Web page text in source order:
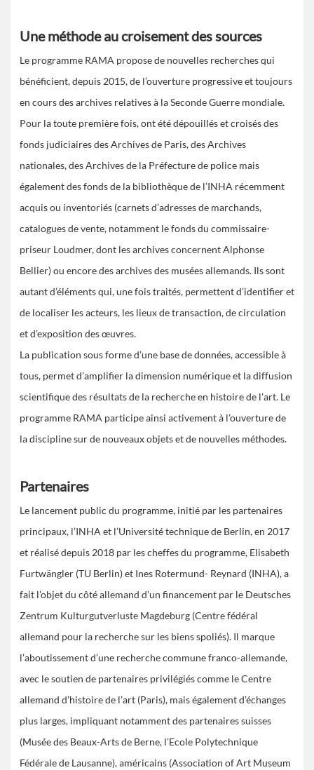
Une méthode au croisement des sources
Le programme RAMA propose de nouvelles recherches qui
bénéficient, depuis 2015, de l’ouverture progressive et toujours
en cours des archives relatives à la Seconde Guerre mondiale.
Pour la toute première fois, ont été dépouillés et croisés des
fonds judiciaires des Archives de Paris, des Archives
nationales, des Archives de la Préfecture de police mais
également des fonds de la bibliothèque de l’INHA récemment
acquis ou inventoriés (carnets d’adresses de marchands,
catalogues de vente, notamment le fonds du commissaire-
priseur Loudmer, dont les archives concernent Alphonse
Bellier) ou encore des archives des musées allemands. Ils sont
autant d’éléments qui, une fois traités, permettent d’identifier et
de localiser les acteurs, les lieux de transaction, de circulation
et d’exposition des œuvres.
La publication sous forme d’une base de données, accessible à
tous, permet d’amplifier la dimension numérique et la diffusion
scientifique des résultats de la recherche en histoire de l’art. Le
programme RAMA participe ainsi activement à l’ouverture de
la discipline sur de nouveaux objets et de nouvelles méthodes.
Partenaires
Le lancement public du programme, initié par les partenaires
principaux, l’INHA et l’Université technique de Berlin, en 2017
et réalisé depuis 2018 par les cheffes du programme, Elisabeth
Furtwängler (TU Berlin) et Ines Rotermund- Reynard (INHA), a
fait l’objet du côté allemand d’un financement par le Deutsches
Zentrum Kulturgutverluste Magdeburg (Centre fédéral
allemand pour la recherche sur les biens spoliés). Il marque
l’aboutissement d’une recherche commune franco-allemande,
avec le soutien de partenaires privilégiés comme le Centre
allemand d’histoire de l’art (Paris), mais également d’échanges
plus larges, impliquant notamment des partenaires suisses
(Musée des Beaux-Arts de Berne, l’Ecole Polytechnique
Fédérale de Lausanne), américains (Association of Art Museum